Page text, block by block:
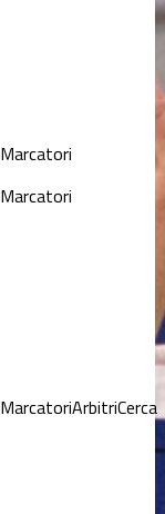
Marcatori
Marcatori
MarcatoriArbitriCerca